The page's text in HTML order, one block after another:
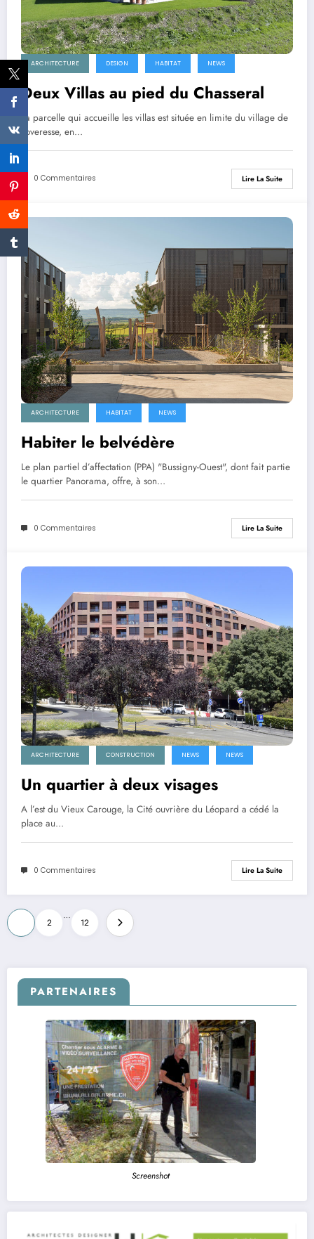
ARCHITECTURE DESIGN HABITAT NEWS
Deux Villas au pied du Chasseral
La parcelle qui accueille les villas est située en limite du village de
Loveresse, en…
0 Commentaires Lire La Suite
ARCHITECTURE HABITAT NEWS
Habiter le belvédère
Le plan partiel d’affectation (PPA) "Bussigny-Ouest", dont fait partie
le quartier Panorama, offre, à son…
0 Commentaires Lire La Suite
ARCHITECTURE CONSTRUCTION NEWS NEWS
Un quartier à deux visages
A l’est du Vieux Carouge, la Cité ouvrière du Léopard a cédé la
place au…
0 Commentaires Lire La Suite
Pagination
des
publications
2
…
12
PARTENAIRES
Screenshot